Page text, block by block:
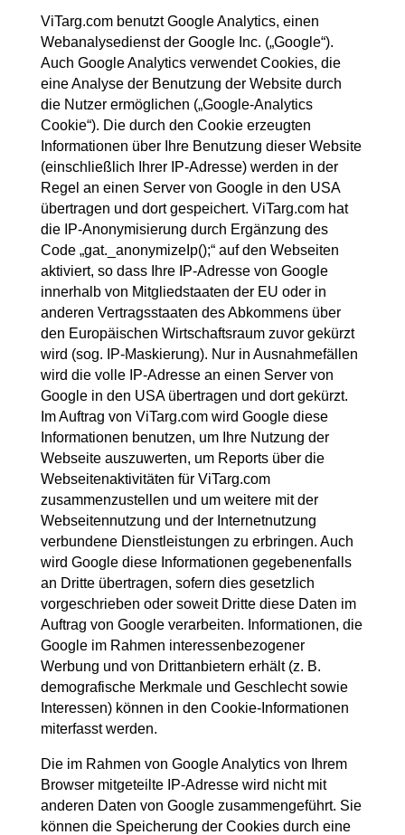
ViTarg.com benutzt Google Analytics, einen
Webanalysedienst der Google Inc. („Google“).
Auch Google Analytics verwendet Cookies, die
eine Analyse der Benutzung der Website durch
die Nutzer ermöglichen („Google-Analytics
Cookie“). Die durch den Cookie erzeugten
Informationen über Ihre Benutzung dieser Website
(einschließlich Ihrer IP-Adresse) werden in der
Regel an einen Server von Google in den USA
übertragen und dort gespeichert. ViTarg.com hat
die IP-Anonymisierung durch Ergänzung des
Code „gat._anonymizeIp();“ auf den Webseiten
aktiviert, so dass Ihre IP-Adresse von Google
innerhalb von Mitgliedstaaten der EU oder in
anderen Vertragsstaaten des Abkommens über
den Europäischen Wirtschaftsraum zuvor gekürzt
wird (sog. IP-Maskierung). Nur in Ausnahmefällen
wird die volle IP-Adresse an einen Server von
Google in den USA übertragen und dort gekürzt.
Im Auftrag von ViTarg.com wird Google diese
Informationen benutzen, um Ihre Nutzung der
Webseite auszuwerten, um Reports über die
Webseitenaktivitäten für ViTarg.com
zusammenzustellen und um weitere mit der
Webseitennutzung und der Internetnutzung
verbundene Dienstleistungen zu erbringen. Auch
wird Google diese Informationen gegebenenfalls
an Dritte übertragen, sofern dies gesetzlich
vorgeschrieben oder soweit Dritte diese Daten im
Auftrag von Google verarbeiten. Informationen, die
Google im Rahmen interessenbezogener
Werbung und von Drittanbietern erhält (z. B.
demografische Merkmale und Geschlecht sowie
Interessen) können in den Cookie-Informationen
miterfasst werden.
Die im Rahmen von Google Analytics von Ihrem
Browser mitgeteilte IP-Adresse wird nicht mit
anderen Daten von Google zusammengeführt. Sie
können die Speicherung der Cookies durch eine